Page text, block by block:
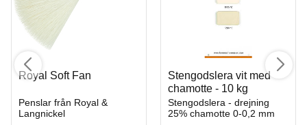
Royal Soft Fan
Penslar från Royal &
Langnickel
Stengodslera vit med
chamotte - 10 kg
Stengodslera - drejning
25% chamotte 0-0,2 mm